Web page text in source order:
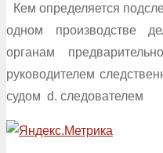
Кем определяется
одном производстве
органам
руководителем
судом d. следователем